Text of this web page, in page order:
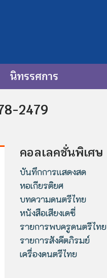
นิทรรศการ
2479
คอลเลคชั่นพิเศษ
บันทึกการแสดงสด
หอเกียรติยศ
บทความดนตรีไทย
หนังสือเสียงเดซี่
รายการพบครูดนตรีไทย
รายการสังคีตภิรมย์
เครื่องดนตรีไทย